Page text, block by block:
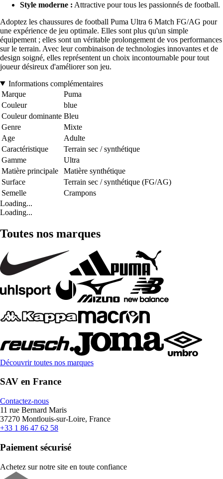
Style moderne : Attractive pour tous les passionnés de football.
Adoptez les chaussures de football Puma Ultra 6 Match FG/AG pour
une expérience de jeu optimale. Elles sont plus qu'un simple
équipement ; elles sont un véritable prolongement de vos performances
sur le terrain. Avec leur combinaison de technologies innovantes et de
design soigné, elles représentent un choix incontournable pour tout
joueur désireux d'améliorer son jeu.
Informations complémentaires
Marque
Puma
Couleur
blue
Couleur dominante Bleu
Genre
Mixte
Age
Adulte
Caractéristique
Terrain sec / synthétique
Gamme
Ultra
Matière principale
Matière synthétique
Surface
Terrain sec / synthétique (FG/AG)
Semelle
Crampons
Loading...
Loading...
Toutes nos marques
Découvrir toutes nos marques
SAV en France
Contactez-nous
11 rue Bernard Maris
37270 Montlouis-sur-Loire, France
+33 1 86 47 62 58
Paiement sécurisé
Achetez sur notre site en toute confiance